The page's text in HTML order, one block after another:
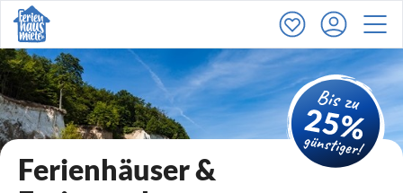
Ferienhäuser &